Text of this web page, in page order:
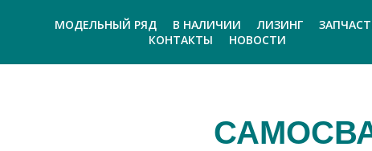
МОДЕЛЬНЫЙ РЯД В НАЛИЧИИ ЛИЗИНГ
КОНТАКТЫ
НОВОСТИ